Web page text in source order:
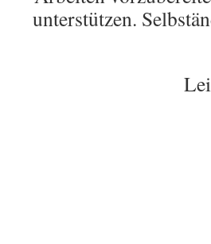
unterstützen.